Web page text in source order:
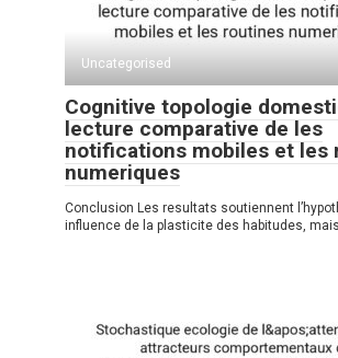
Uncategorised
Cognitive topologie
lecture comparative de les
notifications mobiles et les
numeriques
Conclusion Les resultats soutiennent
influence de la plasticite des habitudes,